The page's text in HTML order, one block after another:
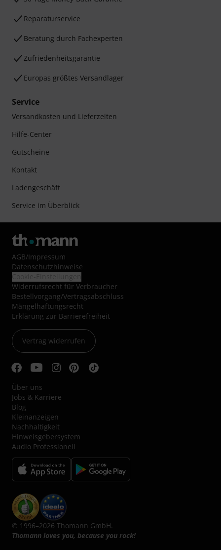
Reparaturservice
Beratung durch Fachexperten
Zufriedenheitsgarantie
Europas größtes Versandlager
Service
Versandkosten und Lieferzeiten
Hilfe-Center
Gutscheine
Kontakt
Ladengeschäft
Service im Überblick
AGB/Impressum
Datenschutzhinweise
Widerrufsrecht für Verbraucher
Bestellvorgang/Vertragsabschluss
Mängelhaftungsrecht
Erklärung zur Barrierefreiheit
Vertrag widerrufen
Über uns
Jobs & Karriere
Blog
Kleinanzeigen
Nachhaltigkeit
Hinweisgebersystem
Audio Professionell
© 1996–2026 Thomann GmbH.
Thomann loves you, because you rock!